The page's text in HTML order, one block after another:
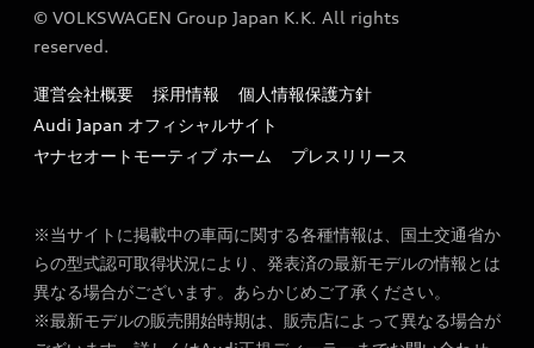
© VOLKSWAGEN Group Japan K.K. All rights
reserved.
運営会社概要 採用情報
個人情報保護方針
Audi Japan オフィシャルサイト
ヤナセオートモーティブ ホーム
プレスリリース
※当サイトに掲載中の車両に関する各種情報は、国土交通省か
らの型式認可取得状況により、発表済の最新モデルの情報とは
異なる場合がございます。あらかじめご了承ください。
※最新モデルの販売開始時期は、販売店によって異なる場合が